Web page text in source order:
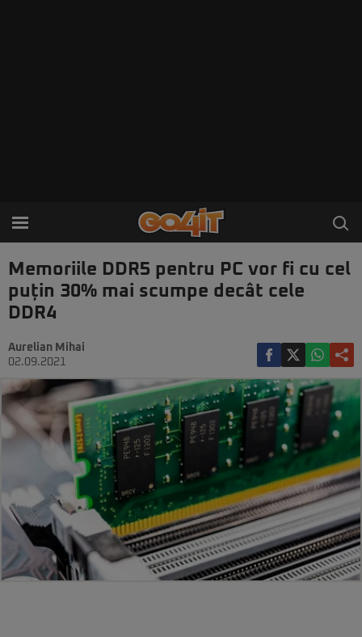
Memoriile DDR5 pentru PC vor fi cu cel
puțin 30% mai scumpe decât cele
DDR4
Aurelian Mihai
02.09.2021